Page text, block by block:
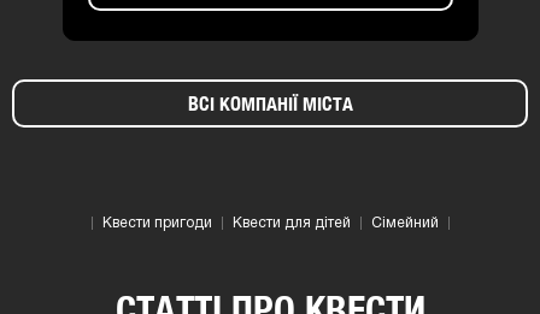
ВСІ КОМПАНІЇ МІСТА
Квести пригоди Квести для дітей Сімейний